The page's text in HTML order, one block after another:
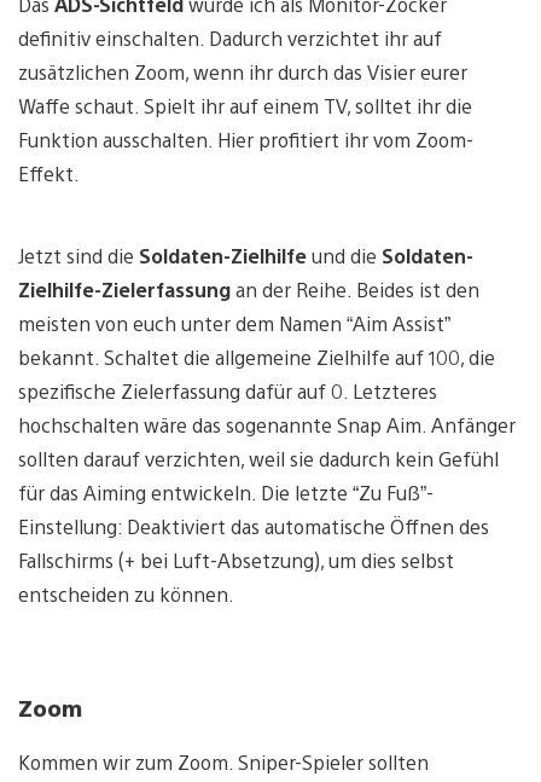
definitiv einschalten. Dadurch verzichtet ihr auf
zusätzlichen Zoom, wenn ihr durch das Visier eurer
Waffe schaut. Spielt ihr auf einem TV, solltet ihr die
Funktion ausschalten. Hier profitiert ihr vom Zoom-
Effekt.
Jetzt sind die Soldaten-Zielhilfeund die Soldaten-
Zielhilfe-Zielerfassungan der Reihe. Beides ist den
meisten von euch unter dem Namen “Aim Assist”
bekannt. Schaltet die allgemeine Zielhilfe auf 100, die
spezifische Zielerfassung dafür auf 0. Letzteres
hochschalten wäre das sogenannte Snap Aim. Anfänger
sollten darauf verzichten, weil sie dadurch kein Gefühl
für das Aiming entwickeln. Die letzte “Zu Fuß”-
Einstellung: Deaktiviert das automatische Öffnen des
Fallschirms (+ bei Luft-Absetzung), um dies selbst
entscheiden zu können.
Zoom
Kommen wir zum Zoom. Sniper-Spieler sollten